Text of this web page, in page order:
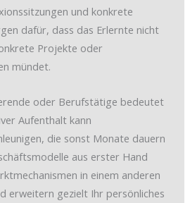
und konkrete
dafür, dass das Erlernte nicht
Projekte oder
mündet.
oder Berufstätige bedeutet
Aufenthalt kann
die sonst Monate dauern
aus erster Hand
in einem anderen
erweitern gezielt Ihr persönliches